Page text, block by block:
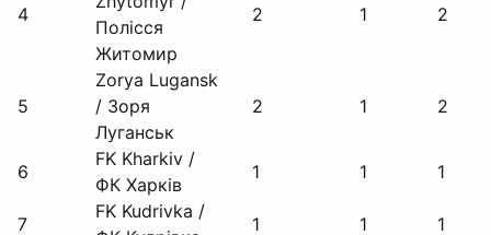
4
Полісся
Житомир
2 1 2
5
Zorya Lugansk
/ Зоря
Луганськ
2 1 2
6
FK Kharkiv /
ФК Харків
1 1 1
7
FK Kudrivka /
1 1 1